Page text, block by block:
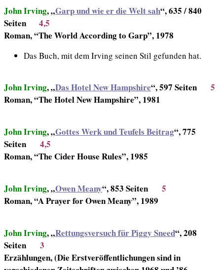
John Irving, „Garp und wie er die Welt sah“, 635 / 840
Seiten 4,5
Roman, “The World According to Garp”, 1978
Das Buch, mit dem Irving seinen Stil gefunden hat.
John Irving, „Das Hotel New Hampshire“, 597 Seiten 5
Roman, “The Hotel New Hampshire”, 1981
John Irving, „Gottes Werk und Teufels Beitrag“, 775
Seiten 4,5
Roman, “The Cider House Rules”, 1985
John Irving, „Owen Meany“, 853 Seiten 5
Roman, “A Prayer for Owen Meany”, 1989
John Irving, „Rettungsversuch für Piggy Sneed“, 208
Seiten 3
Erzählungen, (Die Erstveröffentlichungen sind in